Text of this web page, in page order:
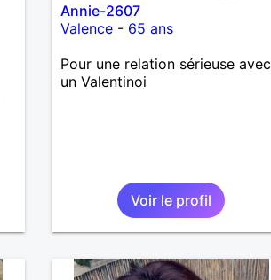
Annie-2607
Valence - 65 ans
Pour une relation sérieuse avec
un Valentinoi
Voir le profil